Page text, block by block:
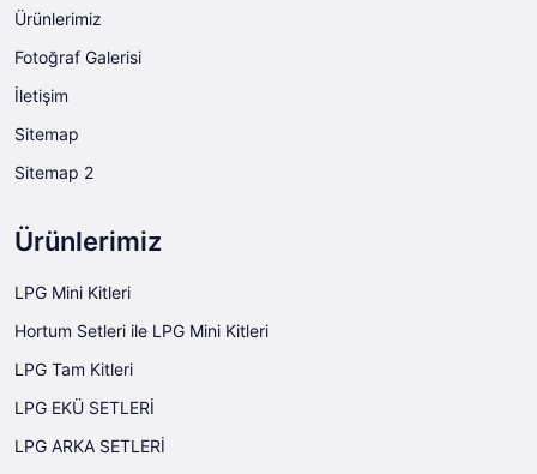
Ürünlerimiz
Fotoğraf Galerisi
İletişim
Sitemap
Sitemap 2
Ürünlerimiz
LPG Mini Kitleri
Hortum Setleri ile LPG Mini Kitleri
LPG Tam Kitleri
LPG EKÜ SETLERİ
LPG ARKA SETLERİ